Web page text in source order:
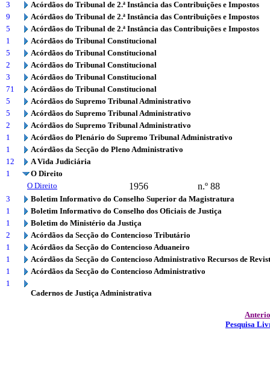
3
Acórdãos do Tribunal de 2.ª Instância das Contribuições e Impostos
9
Acórdãos do Tribunal de 2.ª Instância das Contribuições e Impostos
5
Acórdãos do Tribunal de 2.ª Instância das Contribuições e Impostos
1
Acórdãos do Tribunal Constitucional
5
Acórdãos do Tribunal Constitucional
2
Acórdãos do Tribunal Constitucional
3
Acórdãos do Tribunal Constitucional
71
Acórdãos do Tribunal Constitucional
5
Acórdãos do Supremo Tribunal Administrativo
5
Acórdãos do Supremo Tribunal Administrativo
2
Acórdãos do Supremo Tribunal Administrativo
1
Acórdãos do Plenário do Supremo Tribunal Administrativo
1
Acórdãos da Secção do Pleno Administrativo
12
A Vida Judiciária
1
O Direito
O Direito
1956 n.º 88
3
Boletim Informativo do Conselho Superior da Magistratura
1
Boletim Informativo do Conselho dos Oficiais de Justiça
1
Boletim do Ministério da Justiça
2
Acórdãos da Secção do Contencioso Tributário
1
Acórdãos da Secção do Contencioso Aduaneiro
1
Acórdãos da Secção do Contencioso Administrativo Recursos de
1
Acórdãos da Secção do Contencioso Administrativo
1
Cadernos de Justiça Administrativa
Pesquisa